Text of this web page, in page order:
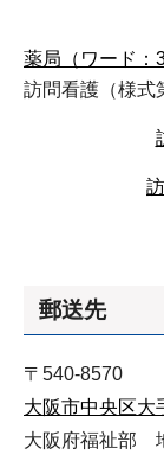
薬局（ワード：
訪問看護（様式
郵送先
〒540-8570
大阪市中央区大
大阪府福祉部